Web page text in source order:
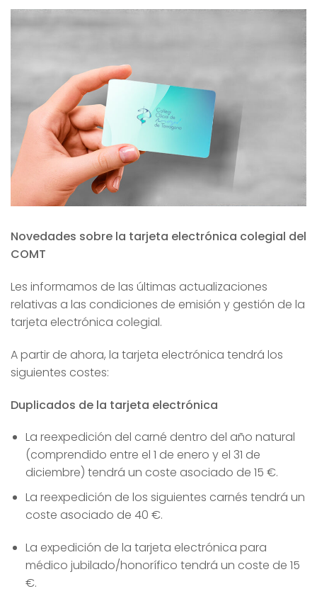
Novedades sobre la tarjeta electrónica colegial del
COMT
Les informamos de las últimas actualizaciones
relativas a las condiciones de emisión y gestión de la
tarjeta electrónica colegial.
A partir de ahora, la tarjeta electrónica tendrá los
siguientes costes:
Duplicados de la tarjeta electrónica
La reexpedición del carné dentro del año natural
(comprendido entre el 1 de enero y el 31 de
diciembre) tendrá un coste asociado de 15 €.
La reexpedición de los siguientes carnés tendrá un
coste asociado de 40 €.
La expedición de la tarjeta electrónica para
médico jubilado/honorífico tendrá un coste de 15
€.